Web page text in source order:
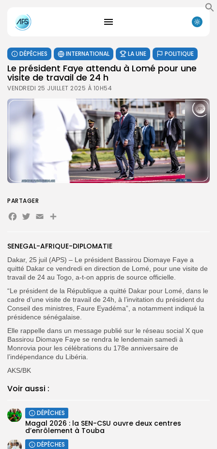
FR
DÉPÊCHES INTERNATIONAL LA UNE POLITIQUE
Le président Faye attendu à Lomé pour une
visite de travail de 24 h
VENDREDI 25 JUILLET 2025 À 10H54
SENEGAL-AFRIQUE-DIPLOMATIE
Dakar, 25 juil (APS) – Le président Bassirou Diomaye Faye a
quitté Dakar ce vendredi en direction de Lomé, pour une visite de
travail de 24 au Togo, a-t-on appris de source officielle.
“Le président de la République a quitté Dakar pour Lomé, dans le
cadre d’une visite de travail de 24h, à l’invitation du président du
Conseil des ministres, Faure Eyadéma”, a notamment indiqué la
présidence sénégalaise.
Elle rappelle dans un message publié sur le réseau social X que
Bassirou Diomaye Faye se rendra le lendemain samedi à
Monrovia pour les célébrations du 178e anniversaire de
l’indépendance du Libéria.
AKS/BK
Voir aussi :
DÉPÊCHES
Magal 2026 : la SEN-CSU ouvre deux centres
d’enrôlement à Touba
DÉPÊCHES
PARTAGER
Facebook
Twitter
EmailPartager